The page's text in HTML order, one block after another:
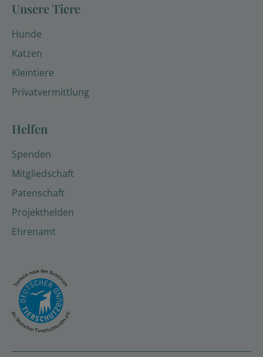
Unsere Tiere
Hunde
Katzen
Kleintiere
Privatvermittlung
Helfen
Spenden
Mitgliedschaft
Patenschaft
Projekthelden
Ehrenamt